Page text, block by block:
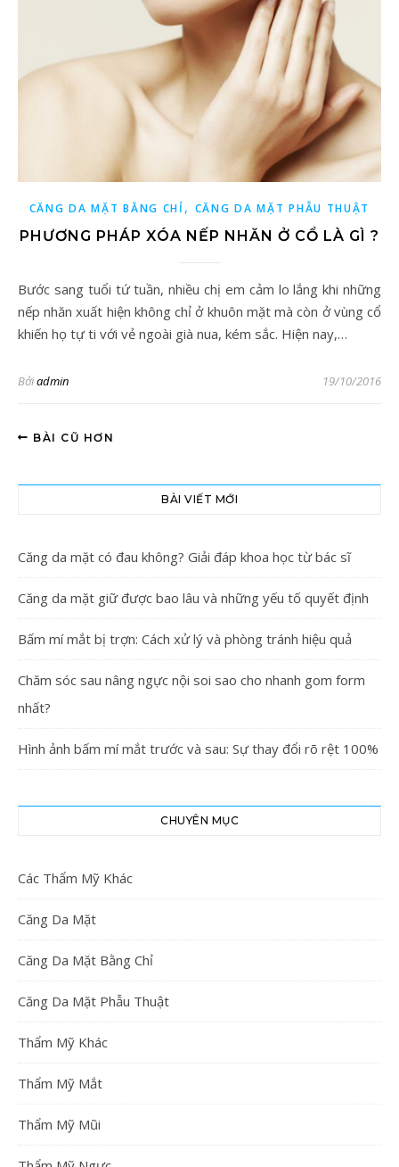
CĂNG DA MẶT BẰNG CHỈ, CĂNG DA MẶT PHẪU THUẬT
PHƯƠNG PHÁP XÓA NẾP NHĂN Ở CỔ LÀ GÌ ?
Bước sang tuổi tứ tuần, nhiều chị em cảm lo lắng khi những
nếp nhăn xuất hiện không chỉ ở khuôn mặt mà còn ở vùng cổ
khiến họ tự ti với vẻ ngoài già nua, kém sắc. Hiện nay,…
Bởiadmin 19/10/2016
BÀI CŨ HƠN
BÀI VIẾT MỚI
Căng da mặt có đau không? Giải đáp khoa học từ bác sĩ
Căng da mặt giữ được bao lâu và những yếu tố quyết định
Bấm mí mắt bị trợn: Cách xử lý và phòng tránh hiệu quả
Chăm sóc sau nâng ngực nội soi sao cho nhanh gom form
nhất?
Hình ảnh bấm mí mắt trước và sau: Sự thay đổi rõ rệt 100%
CHUYÊN MỤC
Các Thẩm Mỹ Khác
Căng Da Mặt
Căng Da Mặt Bằng Chỉ
Căng Da Mặt Phẫu Thuật
Thẩm Mỹ Khác
Thẩm Mỹ Mắt
Thẩm Mỹ Mũi